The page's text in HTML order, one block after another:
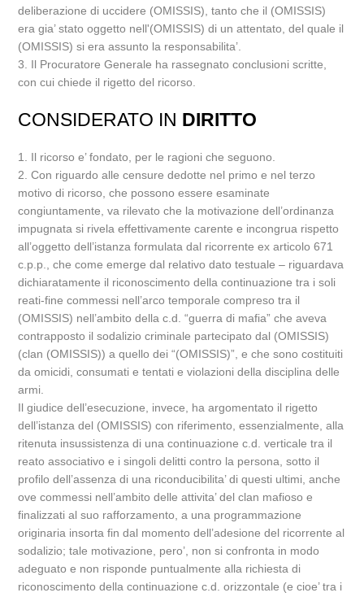
deliberazione di uccidere (OMISSIS), tanto che il (OMISSIS)
era gia’ stato oggetto nell'(OMISSIS) di un attentato, del quale il
(OMISSIS) si era assunto la responsabilita’.
3. Il Procuratore Generale ha rassegnato conclusioni scritte,
con cui chiede il rigetto del ricorso.
CONSIDERATO IN DIRITTO
1. Il ricorso e’ fondato, per le ragioni che seguono.
2. Con riguardo alle censure dedotte nel primo e nel terzo
motivo di ricorso, che possono essere esaminate
congiuntamente, va rilevato che la motivazione dell’ordinanza
impugnata si rivela effettivamente carente e incongrua rispetto
all’oggetto dell’istanza formulata dal ricorrente ex articolo 671
c.p.p., che come emerge dal relativo dato testuale – riguardava
dichiaratamente il riconoscimento della continuazione tra i soli
reati-fine commessi nell’arco temporale compreso tra il
(OMISSIS) nell’ambito della c.d. “guerra di mafia” che aveva
contrapposto il sodalizio criminale partecipato dal (OMISSIS)
(clan (OMISSIS)) a quello dei “(OMISSIS)”, e che sono costituiti
da omicidi, consumati e tentati e violazioni della disciplina delle
armi.
Il giudice dell’esecuzione, invece, ha argomentato il rigetto
dell’istanza del (OMISSIS) con riferimento, essenzialmente, alla
ritenuta insussistenza di una continuazione c.d. verticale tra il
reato associativo e i singoli delitti contro la persona, sotto il
profilo dell’assenza di una riconducibilita’ di questi ultimi, anche
ove commessi nell’ambito delle attivita’ del clan mafioso e
finalizzati al suo rafforzamento, a una programmazione
originaria insorta fin dal momento dell’adesione del ricorrente al
sodalizio; tale motivazione, pero’, non si confronta in modo
adeguato e non risponde puntualmente alla richiesta di
riconoscimento della continuazione c.d. orizzontale (e cioe’ tra i